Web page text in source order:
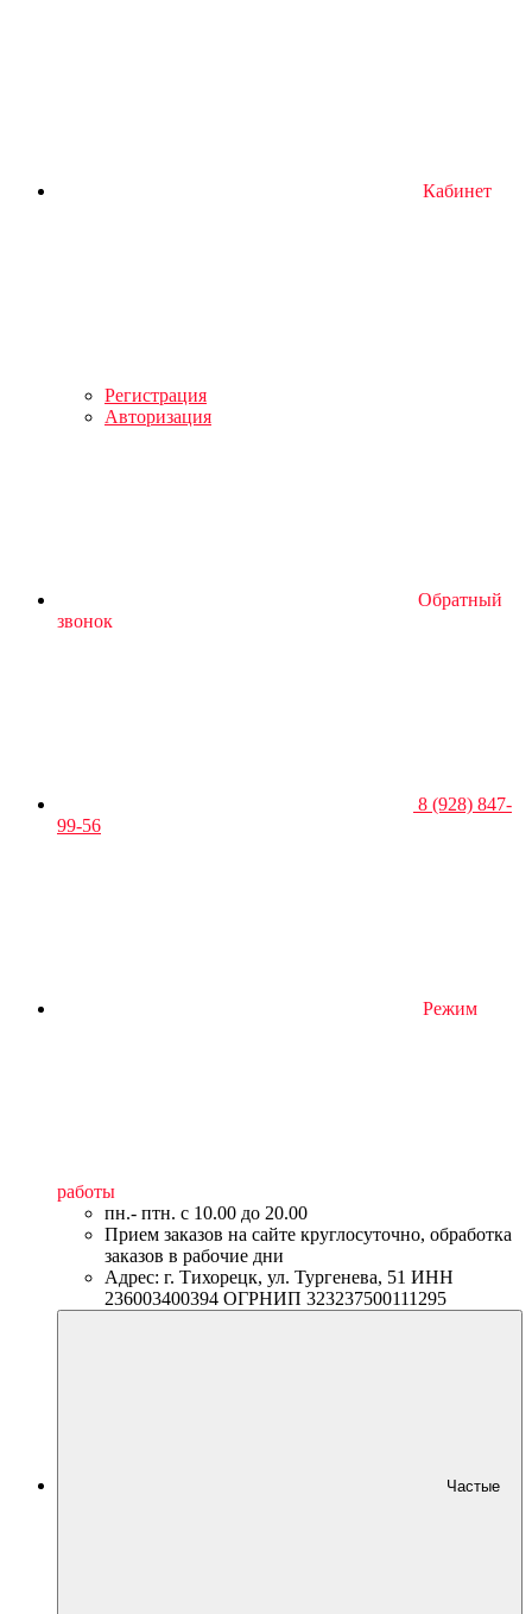
Кабинет
Регистрация
Авторизация
Обратный
звонок
8 (928) 847-
99-56
Режим
работы
пн.- птн. c 10.00 до 20.00
Прием заказов на сайте круглосуточно, обработка
заказов в рабочие дни
Адрес: г. Тихорецк, ул. Тургенева, 51 ИНН
236003400394 ОГРНИП 323237500111295
Частые